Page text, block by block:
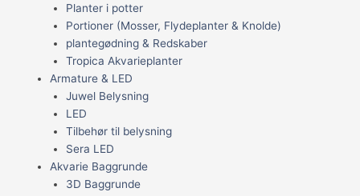
Planter i potter
Portioner (Mosser, Flydeplanter & Knolde)
plantegødning & Redskaber
Tropica Akvarieplanter
Armature & LED
Juwel Belysning
LED
Tilbehør til belysning
Sera LED
Akvarie Baggrunde
3D Baggrunde